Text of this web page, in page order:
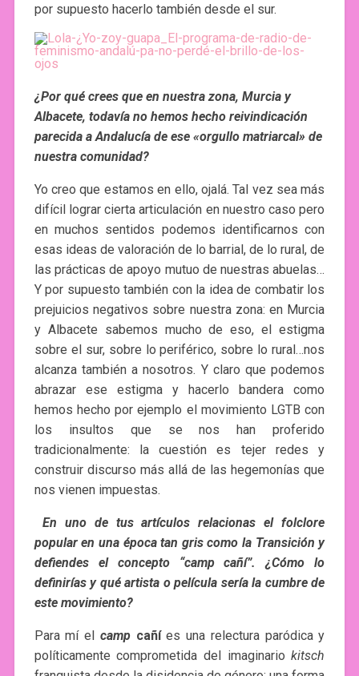
por supuesto hacerlo también desde el sur.
¿Por qué crees que en nuestra zona, Murcia y
Albacete, todavía no hemos hecho reivindicación
parecida a Andalucía de ese «orgullo matriarcal» de
nuestra comunidad?
Yo creo que estamos en ello, ojalá. Tal vez sea más
difícil lograr cierta articulación en nuestro caso pero
en muchos sentidos podemos identificarnos con
esas ideas de valoración de lo barrial, de lo rural, de
las prácticas de apoyo mutuo de nuestras abuelas…
Y por supuesto también con la idea de combatir los
prejuicios negativos sobre nuestra zona: en Murcia
y Albacete sabemos mucho de eso, el estigma
sobre el sur, sobre lo periférico, sobre lo rural…nos
alcanza también a nosotros. Y claro que podemos
abrazar ese estigma y hacerlo bandera como
hemos hecho por ejemplo el movimiento LGTB con
los insultos que se nos han proferido
tradicionalmente: la cuestión es tejer redes y
construir discurso más allá de las hegemonías que
nos vienen impuestas.
En uno de tus artículos relacionas el folclore
popular en una época tan gris como la Transición y
defiendes el concepto “camp cañí”. ¿Cómo lo
definirías y qué artista o película sería la cumbre de
este movimiento?
Para mí el campcañíes una relectura paródica y
políticamente comprometida del imaginariokitsch